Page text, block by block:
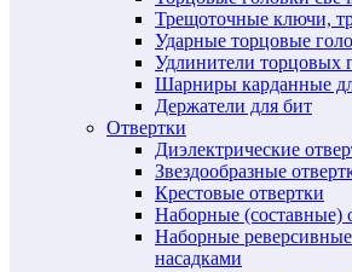
Трещоточные ключи,
Ударные торцовые
Удлинители торцовых
Шарниры карданные
Держатели для бит
Отвертки
Диэлектрические
Звездообразные
Крестовые отвертки
Наборные (составные)
Наборные
насадками